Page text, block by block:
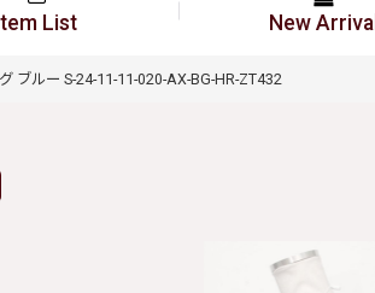
List New Arrival
ブルー S-24-11-11-020-AX-BG-HR-ZT432